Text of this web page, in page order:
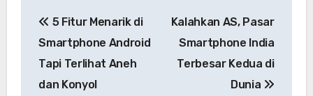
pos
5 Fitur Menarik di
Smartphone Android
Tapi Terlihat Aneh
dan Konyol
Kalahkan AS, Pasar
Smartphone India
Terbesar Kedua di
Dunia